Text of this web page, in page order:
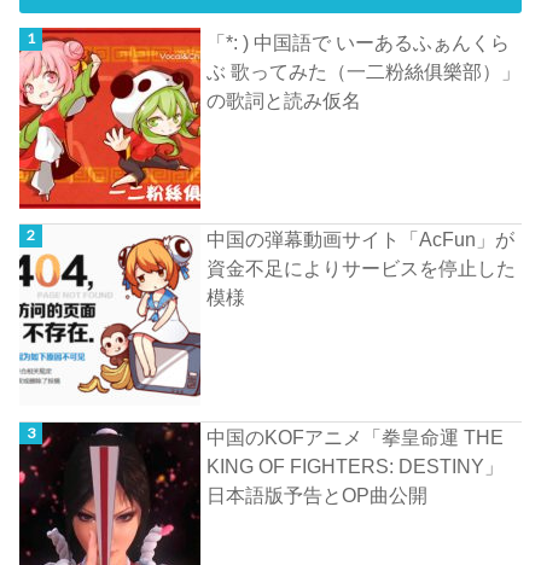
「*: ) 中国語で いーあるふぁんくら
ぶ 歌ってみた（一二粉絲俱樂部）」
の歌詞と読み仮名
中国の弾幕動画サイト「AcFun」が
資金不足によりサービスを停止した
模様
中国のKOFアニメ「拳皇命運 THE
KING OF FIGHTERS: DESTINY」
日本語版予告とOP曲公開